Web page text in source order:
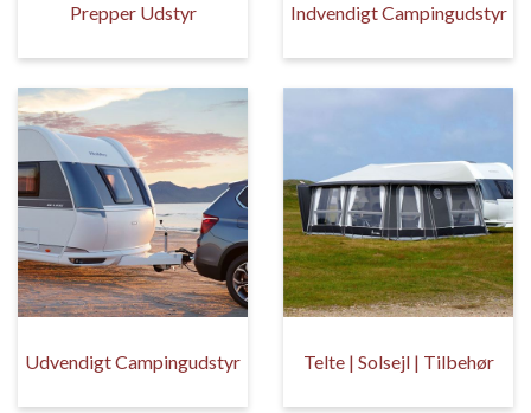
Prepper Udstyr Indvendigt Campingudstyr
Udvendigt Campingudstyr Telte | Solsejl | Tilbehør